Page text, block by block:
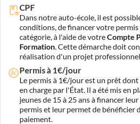
CPF
Dans notre auto-école, il est
conditions, de financer votre
catégorie, à l'aide de votreCompte
Formation. Cette démarche doit
réalisation d'un projet
Permis à 1€/jour
Le permis à 1€/jour est un prêt
en charge par l'État. Il a été mis en
jeunes de 15 à 25 ans à financer
permis et leur permet de bénéficier
paiement.